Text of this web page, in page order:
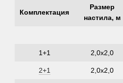
Комплектация
Размер
настила, м
1+1 2,0х2,0
2+1 2,0х2,0